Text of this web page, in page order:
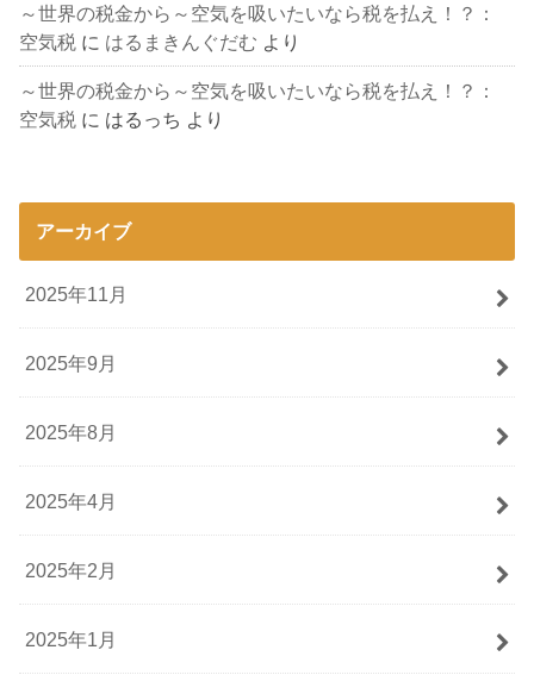
～世界の税金から～空気を吸いたいなら税を払え！？：
空気税 に はるまきんぐだむ より
～世界の税金から～空気を吸いたいなら税を払え！？：
空気税 に はるっち より
アーカイブ
2025年11月
2025年9月
2025年8月
2025年4月
2025年2月
2025年1月